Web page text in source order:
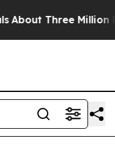
Three Million